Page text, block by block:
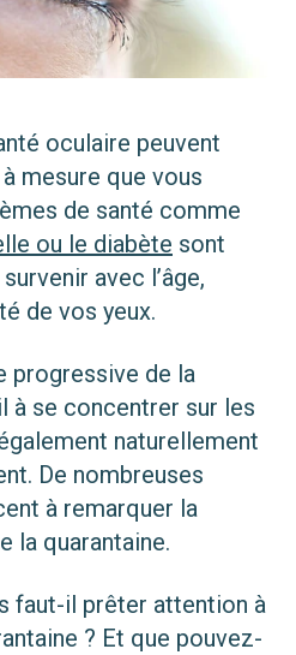
oculaire peuvent
mesure que vous
de santé comme
ou le diabète sont
avec l’âge,
de vos yeux.
progressive de la
se concentrer sur les
naturellement
De nombreuses
à remarquer la
la quarantaine.
faut-il prêter attention à
? Et que pouvez-